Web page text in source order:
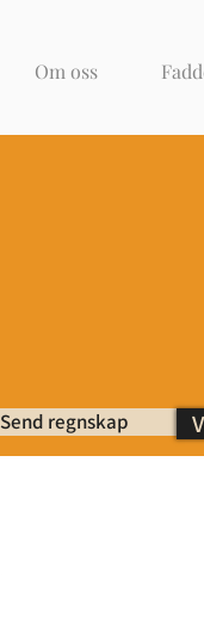
Om oss
Send regnskap